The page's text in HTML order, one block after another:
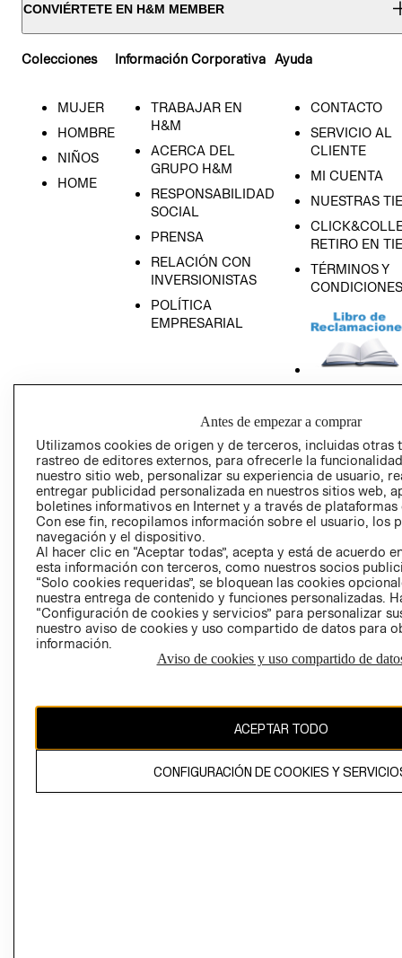
CONVIÉRTETE EN H&M MEMBER
Colecciones
MUJER
HOMBRE
NIÑOS
HOME
Información Corporativa
TRABAJAR EN
H&M
ACERCA DEL
GRUPO H&M
RESPONSABILIDAD
SOCIAL
PRENSA
RELACIÓN CON
INVERSIONISTAS
POLÍTICA
EMPRESARIAL
Ayuda
CONTACTO
SERVICIO AL
CLIENTE
MI CUENTA
NUESTRAS
RETIRO EN
TÉRMINOS Y
CONDICIONES
PRIVACIDAD
GIFT CARD
AVISO DE
Perú (S/)
CAMBIAR REGIÓN
Antes de empezar a comprar
Utilizamos cookies de origen y de terceros, incluidas otras
rastreo de editores externos, para ofrecerle la
nuestro sitio web, personalizar su experiencia de usuario,
entregar publicidad personalizada en nuestros sitios web,
boletines informativos en Internet y a través de plataformas
Con ese fin, recopilamos información sobre el usuario, los
navegación y el dispositivo.
Al hacer clic en “Aceptar todas”, acepta y está de acuerdo
esta información con terceros, como nuestros socios
“Solo cookies requeridas”, se bloquean las cookies
nuestra entrega de contenido y funciones personalizadas.
“Configuración de cookies y servicios” para personalizar
nuestro aviso de cookies y uso compartido de datos para
información.
Aviso de cookies y uso compartido de
ACEPTAR TODO
CONFIGURACIÓN DE COOKIES Y